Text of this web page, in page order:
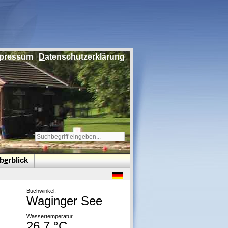
| Datenschutzerklärung
erblick
Buchwinkel,
Waginger See
Wassertemperatur